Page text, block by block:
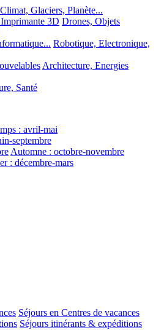
Climat, Glaciers, Planète...
3D Drones, Objets
Robotique, Electronique,
Architecture, Energies
Santé
: avril-mai
septembre
Automne : octobre-novembre
: décembre-mars
Séjours en Centres de vacances
Séjours itinérants & expéditions